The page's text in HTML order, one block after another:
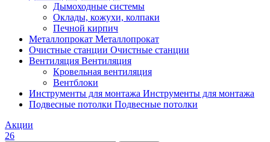
Дымоходные системы
Оклады, кожухи, колпаки
Печной кирпич
Металлопрокат Металлопрокат
Очистные станции Очистные станции
Вентиляция Вентиляция
Кровельная вентиляция
Вентблоки
Инструменты для монтажа Инструменты для монтажа
Подвесные потолки Подвесные потолки
Акции
26